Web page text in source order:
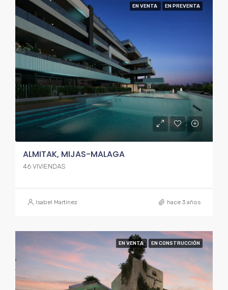
EN VENTA EN PREVENTA
ALMITAK, MIJAS-MALAGA
46 VIVIENDAS
Isabel Martínez hace 3 años
EN VENTA EN CONSTRUCCIÓN